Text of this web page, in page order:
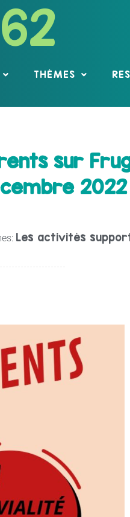
62
THÈMES
sur
2022
Les activités